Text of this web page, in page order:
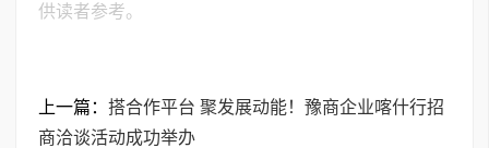
供读者参考。
上一篇： 搭合作平台 聚发展动能！豫商企业喀什行招
商洽谈活动成功举办